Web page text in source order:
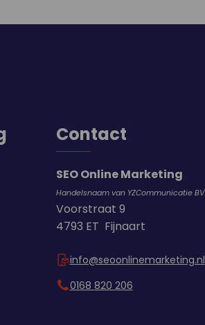
Contact
SEO Online Marketing
Handelsnaam van YZCommunicatie BV
Voorstraat 9
4793 ET Fijnaart
info@seoonlinemarketing.nl
0168 820 206